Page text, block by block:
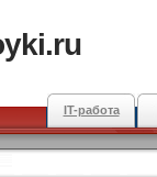
IT-работа